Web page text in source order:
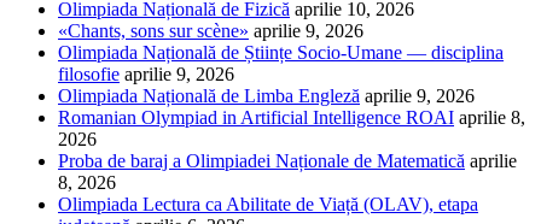
Olimpiada Națională de Fizică aprilie 10, 2026
«Chants, sons sur scène» aprilie 9, 2026
Olimpiada Națională de Științe Socio-Umane — disciplina
filosofie aprilie 9, 2026
Olimpiada Națională de Limba Engleză aprilie 9, 2026
Romanian Olympiad in Artificial Intelligence ROAI aprilie 8,
2026
Proba de baraj a Olimpiadei Naționale de Matematică aprilie
8, 2026
Olimpiada Lectura ca Abilitate de Viață (OLAV), etapa